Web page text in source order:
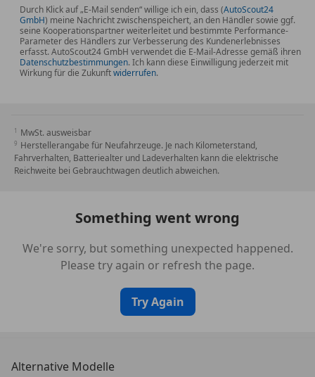
Durch Klick auf „E-Mail senden“ willige ich ein, dass (AutoScout24
GmbH) meine Nachricht zwischenspeichert, an den Händler sowie ggf.
seine Kooperationspartner weiterleitet und bestimmte Performance-
Parameter des Händlers zur Verbesserung des Kundenerlebnisses
erfasst. AutoScout24 GmbH verwendet die E-Mail-Adresse gemäß ihren
Datenschutzbestimmungen. Ich kann diese Einwilligung jederzeit mit
Wirkung für die Zukunftwiderrufen.
MwSt. ausweisbar
Herstellerangabe für Neufahrzeuge. Je nach Kilometerstand,
Fahrverhalten, Batteriealter und Ladeverhalten kann die elektrische
Reichweite bei Gebrauchtwagen deutlich abweichen.
Something went wrong
We're sorry, but something unexpected happened.
Please try again or refresh the page.
Try Again
Alternative Modelle